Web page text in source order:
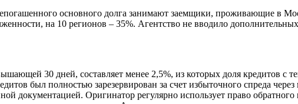
основного долга занимают заемщики, проживающие в
на 10 регионов – 35%. Агентство не вводило
30 дней, составляет менее 2,5%, из которых доля кредитов
был полностью зарезервирован за счет избыточного спреда
документацией. Оригинатор регулярно использует право